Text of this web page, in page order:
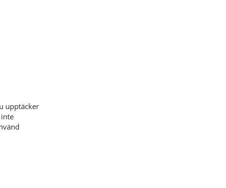
upptäcker